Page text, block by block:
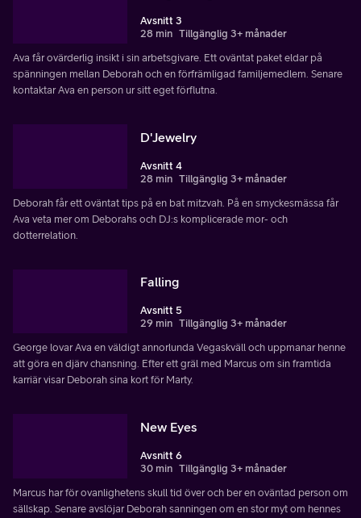
Avsnitt 3
28 min Tillgänglig 3+ månader
Ava får ovärderlig insikt i sin arbetsgivare. Ett oväntat paket eldar på
spänningen mellan Deborah och en förfrämligad familjemedlem. Senare
kontaktar Ava en person ur sitt eget förflutna.
D'Jewelry
Avsnitt 4
28 min Tillgänglig 3+ månader
Deborah får ett oväntat tips på en bat mitzvah. På en smyckesmässa får
Ava veta mer om Deborahs och DJ:s komplicerade mor- och
dotterrelation.
Falling
Avsnitt 5
29 min Tillgänglig 3+ månader
George lovar Ava en väldigt annorlunda Vegaskväll och uppmanar henne
att göra en djärv chansning. Efter ett gräl med Marcus om sin framtida
karriär visar Deborah sina kort för Marty.
New Eyes
Avsnitt 6
30 min Tillgänglig 3+ månader
Marcus har för ovanlighetens skull tid över och ber en oväntad person om
sällskap. Senare avslöjar Deborah sanningen om en stor myt om hennes